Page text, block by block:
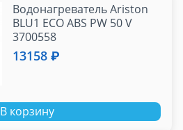
Водонагреватель Ariston
BLU1 ECO ABS PW 50 V
3700558
13158 ₽
В корзину